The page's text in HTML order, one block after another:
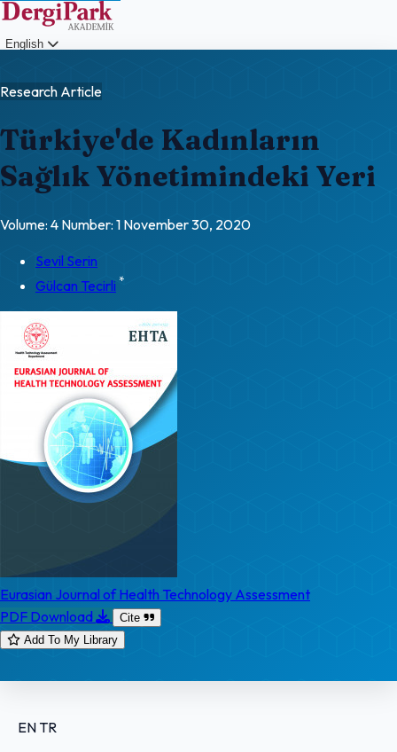
English
Research Article
Türkiye'de Kadınların
Sağlık Yönetimindeki Yeri
Volume: 4 Number: 1 November 30, 2020
Sevil Serin
Gülcan Tecirli *
Eurasian Journal of Health Technology Assessment
PDF Download
Cite
Add To My Library
EN TR